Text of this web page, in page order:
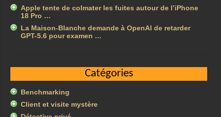
Apple tente de colmater les fuites autour de l’iPhone
18 Pro …
La Maison-Blanche demande à OpenAI de retarder
GPT-5.6 pour examen …
Catégories
Benchmarking
Client et visite mystère